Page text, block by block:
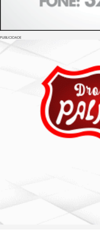
PUBLICIDADE